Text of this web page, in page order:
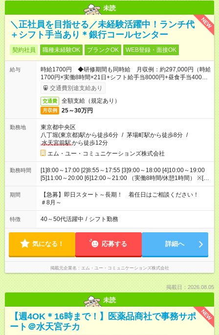
未読
NEW
＼正社員を目指せる／未経験活躍中！ランチ代
＋シフト手当あり＊銀行コールセンター
契約社員 職種未経験OK ブランクOK WEB登録・面接OK
給与
時給1700円 ◆研修期間も同時給 月収例：約297,000円（時給
1700円×実働8時間×21日+シフト給手当8000円+昼食手当4000
円） ※土日祝または遅番勤務に1日1000円シフト給手当あり
交通費別途支給あり
交通費 全額支給（規定あり）
月収例 25～30万円
勤務地
東京都中央区
八丁堀(東京都)駅から徒歩6分 / 茅場町駅から徒歩8分 /
水天宮前駅から徒歩12分
エム・ユー・コミュニケーションズ株式会社
勤務時間
[1]8:00～17:00 [2]8:55～17:55 [3]9:00～18:00 [4]10:00～19:00
[5]11:00～20:00 [6]12:00～21:00 （実働8時間/休憩1時間） ※[2]
～[6]は必須、[1]は応相談 ※土日祝の出勤は月3日程度 ※遅番は月
5日程度 ◆研修期間： 着任後2日間は座学、その後は現場での
OJT研修 【平日】8:55～17:55 （実働8時間/休憩1時間）
期間
【急募】即日スタート～長期！ 着任日はご相談ください！
＃8月～
特徴 40～50代活躍中 / シフト勤務
気になる！ 応募する 詳細へ
掲載元企業名 エム・ユー・コミュニケーションズ株式会社
掲載日：2026.08.05
未読
NEW
【週4OK＊16時まで！】医薬品商社で事務サポ
ート＠水天宮チカ